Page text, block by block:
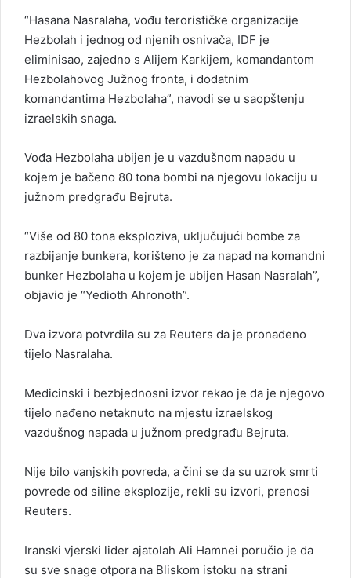
“Hasana Nasralaha, vođu terorističke organizacije
Hezbolah i jednog od njenih osnivača, IDF je
eliminisao, zajedno s Alijem Karkijem, komandantom
Hezbolahovog Južnog fronta, i dodatnim
komandantima Hezbolaha”, navodi se u saopštenju
izraelskih snaga.
Vođa Hezbolaha ubijen je u vazdušnom napadu u
kojem je bačeno 80 tona bombi na njegovu lokaciju u
južnom predgrađu Bejruta.
“Više od 80 tona eksploziva, uključujući bombe za
razbijanje bunkera, korišteno je za napad na komandni
bunker Hezbolaha u kojem je ubijen Hasan Nasralah”,
objavio je “Yedioth Ahronoth”.
Dva izvora potvrdila su za Reuters da je pronađeno
tijelo Nasralaha.
Medicinski i bezbjednosni izvor rekao je da je njegovo
tijelo nađeno netaknuto na mjestu izraelskog
vazdušnog napada u južnom predgrađu Bejruta.
Nije bilo vanjskih povreda, a čini se da su uzrok smrti
povrede od siline eksplozije, rekli su izvori, prenosi
Reuters.
Iranski vjerski lider ajatolah Ali Hamnei poručio je da
su sve snage otpora na Bliskom istoku na strani